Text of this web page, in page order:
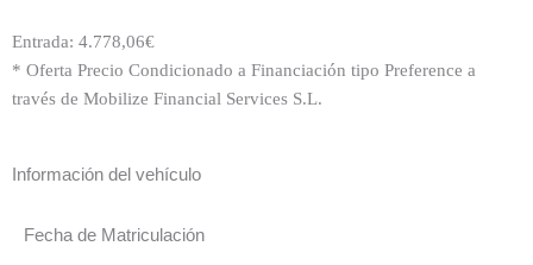
Entrada: 4.778,06€
* Oferta Precio Condicionado a Financiación tipo Preference a
través de Mobilize Financial Services S.L.
Información del vehículo
Fecha de Matriculación